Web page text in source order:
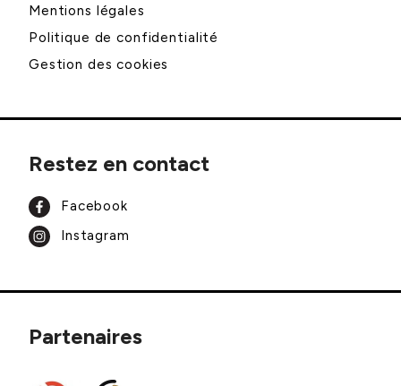
Mentions légales
Politique de confidentialité
Gestion des cookies
Restez en contact
Facebook
Instagram
Partenaires